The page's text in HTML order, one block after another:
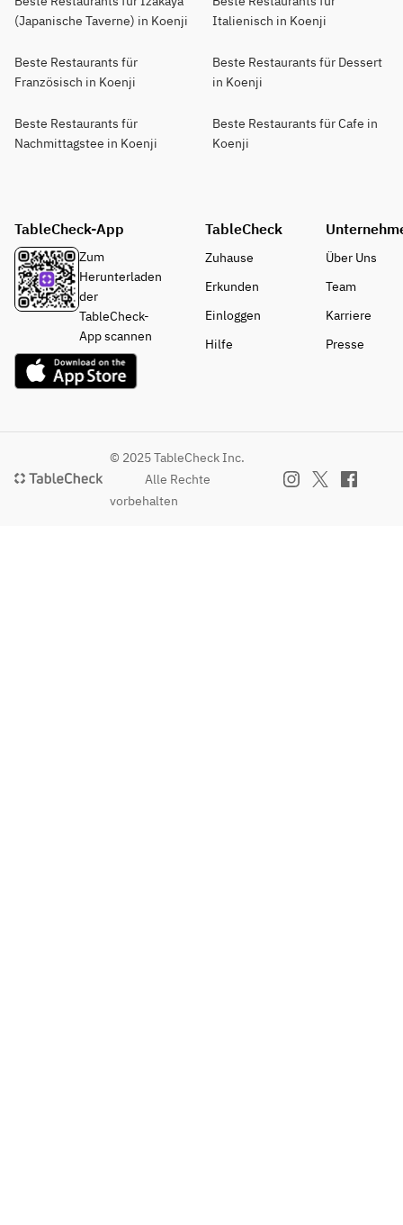
(Japanische Taverne) in Koenji
Italienisch in Koenji
Beste Restaurants für
Französisch in Koenji
Beste Restaurants für Dessert
in Koenji
Beste Restaurants für
Nachmittagstee in Koenji
Beste Restaurants für Cafe in
Koenji
TableCheck-App
Zum
Herunterladen
der
TableCheck-
App scannen
TableCheck
Zuhause
Erkunden
Einloggen
Hilfe
Über Uns
Team
Karriere
Presse
© 2025 TableCheck Inc.
Alle Rechte
vorbehalten